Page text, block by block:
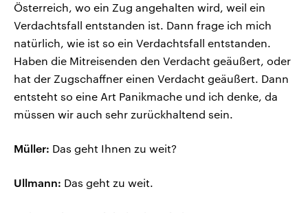
Österreich, wo ein Zug angehalten wird, weil ein
Verdachtsfall entstanden ist. Dann frage ich mich
natürlich, wie ist so ein Verdachtsfall entstanden.
Haben die Mitreisenden den Verdacht geäußert, oder
hat der Zugschaffner einen Verdacht geäußert. Dann
entsteht so eine Art Panikmache und ich denke, da
müssen wir auch sehr zurückhaltend sein.
Müller: Das geht Ihnen zu weit?
Ullmann: Das geht zu weit.